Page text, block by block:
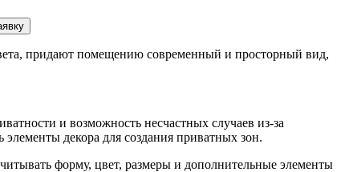
придают помещению современный и просторный вид,
и возможность несчастных случаев из-за
декора для создания приватных зон.
форму, цвет, размеры и дополнительные элементы